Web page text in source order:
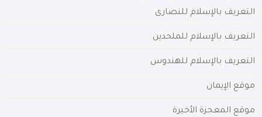
التعريف بالإسلام للنصارى
التعريف بالإسلام للملحدين
التعريف بالإسلام للهندوس
موقع الإيمان
موقع المعجزة الأخيرة